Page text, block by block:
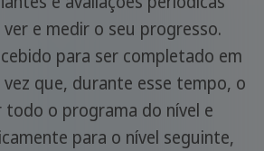
e medir o seu progresso.
para ser completado em
vez que, durante esse tempo, o
o programa do nível e
para o nível seguinte,